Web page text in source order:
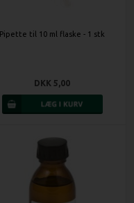
Pipette til 10 ml flaske - 1 stk
DKK 5,00